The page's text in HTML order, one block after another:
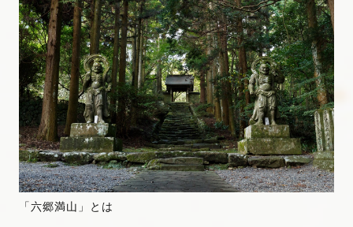
「六郷満山」とは